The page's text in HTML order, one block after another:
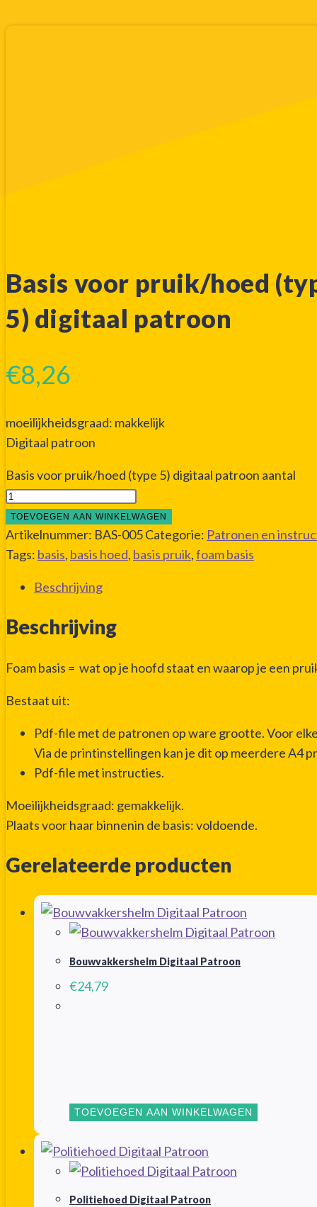
Basis voor pruik/hoed
5) digitaal patroon
€8,26
moeilijkheidsgraad: makkelijk
Digitaal patroon
Basis voor pruik/hoed (type 5) digitaal patroon aantal
TOEVOEGEN AAN WINKELWAGEN
Artikelnummer: BAS-005Categorie: Patronen en
Tags: basis, basis hoed, basis pruik,foam basis
Beschrijving
Beschrijving
Foam basis = wat op je hoofd staat en waarop je een
Bestaat uit:
Pdf-file met de patronen op ware grootte. Voor
Via de printinstellingen kan je dit op meerdere A4
Pdf-file met instructies.
Moeilijkheidsgraad: gemakkelijk.
Plaats voor haar binnenin de basis: voldoende.
Gerelateerde producten
Bouwvakkershelm Digitaal Patroon
€24,79
TOEVOEGEN AAN WINKELWAGEN
Politiehoed Digitaal Patroon